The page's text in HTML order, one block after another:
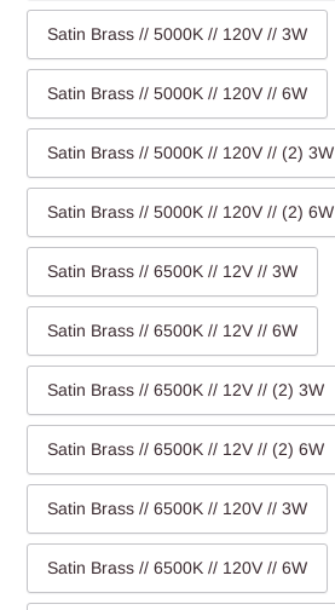
Satin Brass // 5000K // 120V // 3W
Satin Brass // 5000K // 120V // 6W
Satin Brass // 5000K // 120V // (2) 3W
Satin Brass // 5000K // 120V // (2) 6W
Satin Brass // 6500K // 12V // 3W
Satin Brass // 6500K // 12V // 6W
Satin Brass // 6500K // 12V // (2) 3W
Satin Brass // 6500K // 12V // (2) 6W
Satin Brass // 6500K // 120V // 3W
Satin Brass // 6500K // 120V // 6W